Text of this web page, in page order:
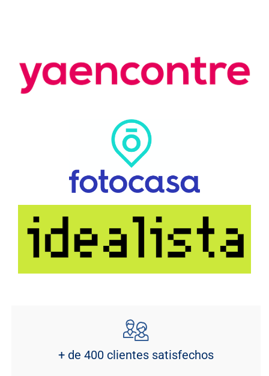
+ de 400 clientes satisfechos